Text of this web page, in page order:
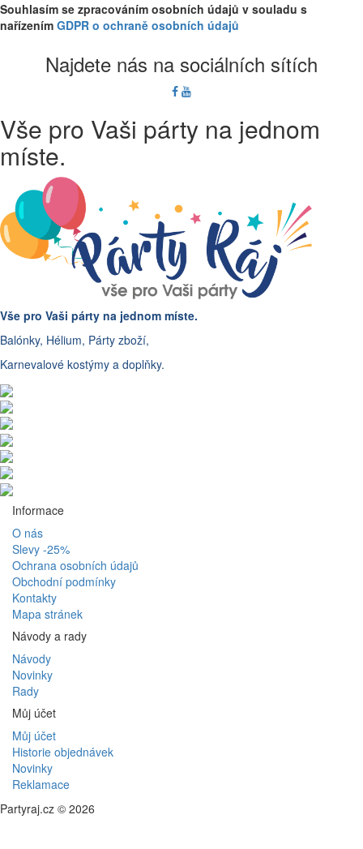
Souhlasím se zpracováním osobních údajů v souladu s
nařízením GDPR o ochraně osobních údajů
Najdete nás na sociálních sítích
Vše pro Vaši párty na jednom
míste.
Vše pro Vaši párty na jednom míste.
Balónky, Hélium, Párty zboží,
Karnevalové kostýmy a doplňky.
Informace
O nás
Slevy -25%
Ochrana osobních údajů
Obchodní podmínky
Kontakty
Mapa stránek
Návody a rady
Návody
Novinky
Rady
Můj účet
Můj účet
Historie objednávek
Novinky
Reklamace
Partyraj.cz © 2026